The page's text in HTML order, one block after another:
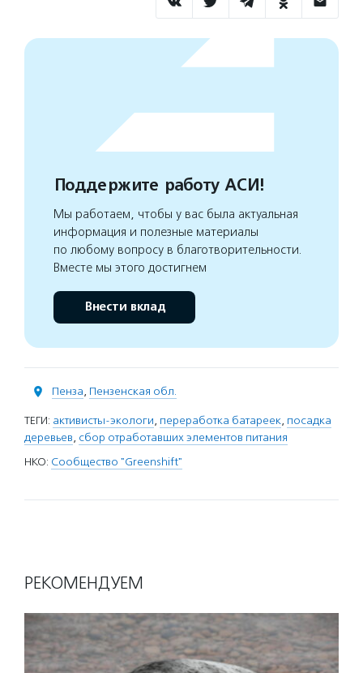
Поддержите работу АСИ!
Мы работаем, чтобы у вас была актуальная
информация и полезные материалы
по любому вопросу в благотворительности.
Вместе мы этого достигнем
Внести вклад
Пенза, Пензенская обл.
ТЕГИ: активисты-экологи, переработка батареек, посадка
деревьев, сбор отработавших элементов питания
НКО: Сообщество "Greenshift"
РЕКОМЕНДУЕМ